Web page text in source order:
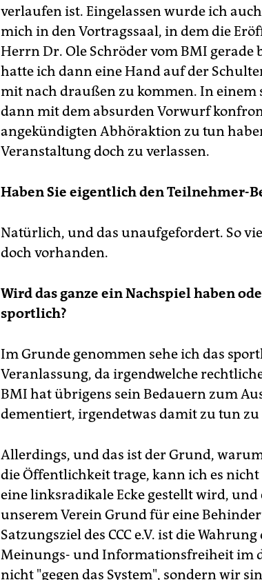
verlaufen ist. Eingelassen wurde ich
mich in den Vortragssaal, in dem die
Herrn Dr. Ole Schröder vom BMI gerade
hatte ich dann eine Hand auf der
mit nach draußen zu kommen. In einem
dann mit dem absurden Vorwurf
angekündigten Abhöraktion zu tun
Veranstaltung doch zu verlassen.
Haben Sie eigentlich den Teilnehmer-
Natürlich, und das unaufgefordert. So
doch vorhanden.
Wird das ganze ein Nachspiel haben
sportlich?
Im Grunde genommen sehe ich das
Veranlassung, da irgendwelche
BMI hat übrigens sein Bedauern zum
dementiert, irgendetwas damit zu tun zu
Allerdings, und das ist der Grund,
die Öffentlichkeit trage, kann ich es nicht
eine linksradikale Ecke gestellt wird,
unserem Verein Grund für eine
Satzungsziel des CCC e.V. ist die
Meinungs- und Informationsfreiheit im
nicht "gegen das System", sondern wir